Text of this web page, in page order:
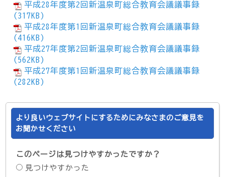
平成28年度第2回新温泉町総合教育会議議事録
(317KB)
平成28年度第1回新温泉町総合教育会議議事録
(416KB)
平成27年度第2回新温泉町総合教育会議議事録
(562KB)
平成27年度第1回新温泉町総合教育会議議事録
(282KB)
より良いウェブサイトにするためにみなさまのご意見を
お聞かせください
このページは見つけやすかったですか？
見つけやすかった